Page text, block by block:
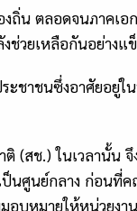
น ตลอดจนภาคเ
วยเหลือกันอย่างแ
ชาชนซึ่งอาศัยอ
(สช.) ในเวลานั้น
นศูนย์กลาง ก่อน
หมายให้หน่วยงา